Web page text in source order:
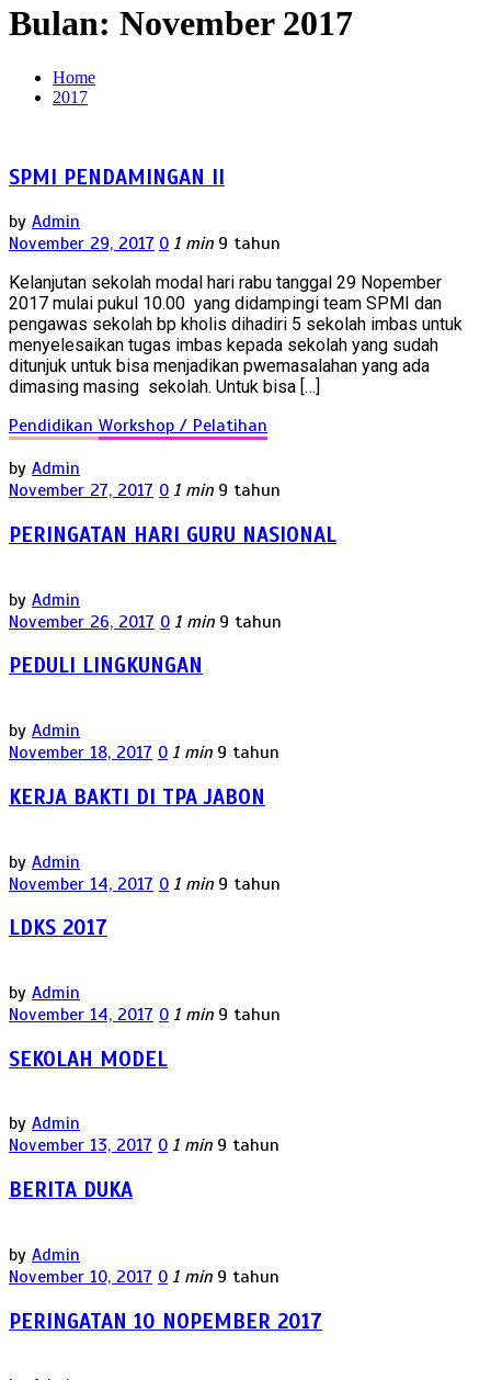
Bulan: November 2017
Home
2017
SPMI PENDAMINGAN II
by Admin
November 29, 2017 0 1 min 9 tahun
Kelanjutan sekolah modal hari rabu tanggal 29 Nopember
2017 mulai pukul 10.00 yang didampingi team SPMI dan
pengawas sekolah bp kholis dihadiri 5 sekolah imbas untuk
menyelesaikan tugas imbas kepada sekolah yang sudah
ditunjuk untuk bisa menjadikan pwemasalahan yang ada
dimasing masing sekolah. Untuk bisa […]
Pendidikan Workshop / Pelatihan
by Admin
November 27, 2017 0 1 min 9 tahun
PERINGATAN HARI GURU NASIONAL
by Admin
November 26, 2017 0 1 min 9 tahun
PEDULI LINGKUNGAN
by Admin
November 18, 2017 0 1 min 9 tahun
KERJA BAKTI DI TPA JABON
by Admin
November 14, 2017 0 1 min 9 tahun
LDKS 2017
by Admin
November 14, 2017 0 1 min 9 tahun
SEKOLAH MODEL
by Admin
November 13, 2017 0 1 min 9 tahun
BERITA DUKA
by Admin
November 10, 2017 0 1 min 9 tahun
PERINGATAN 10 NOPEMBER 2017